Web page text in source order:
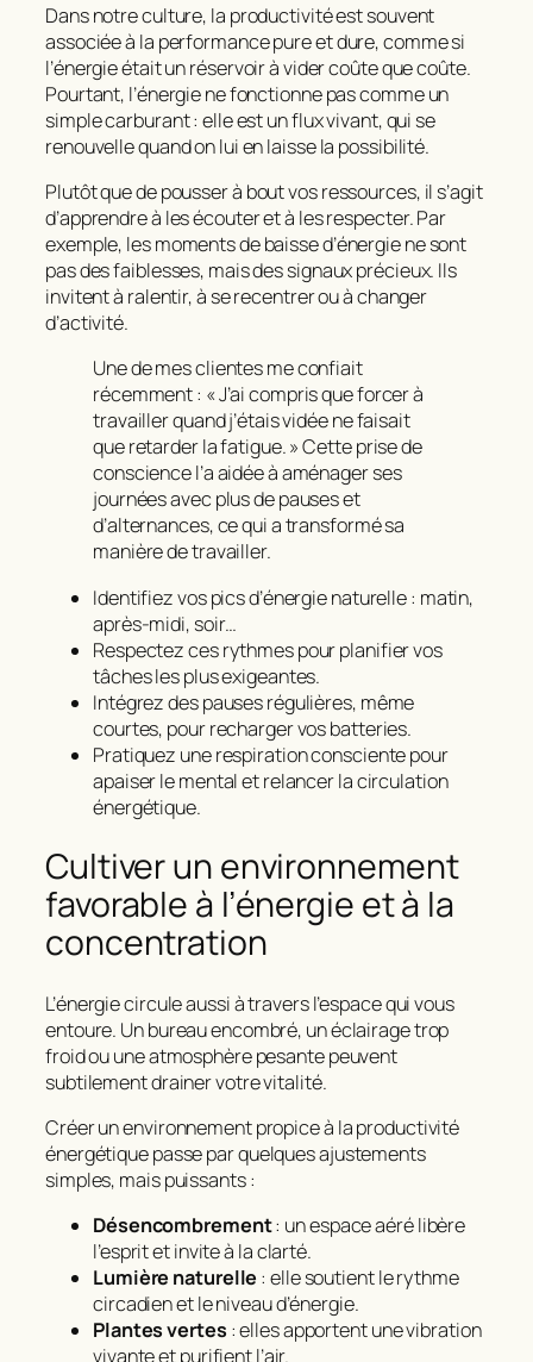
Dans notre culture, la productivité est souvent
associée à la performancepure et dure, comme si
l’énergie était un réservoir à vider coûte que coûte.
Pourtant, l’énergie ne fonctionne pas comme un
simple carburant : elle est un flux vivant, qui se
renouvelle quand on lui en laisse la possibilité.
Plutôt que depousser à bout vos ressources, il s’agit
d’apprendre à les écouter et à les respecter. Par
exemple, les moments de baisse d’énergie ne sont
pas des faiblesses, mais des signaux précieux. Ils
invitent à ralentir, à se recentrer ou à changer
d’activité.
Une de mes clientes me confiait
récemment : « J’ai compris que forcer à
travailler quand j’étais vidée ne faisait
que retarder la fatigue. »Cette prise de
conscience l’a aidée à aménager ses
journées avec plus de pauses et
d’alternances, ce qui a transformé sa
manière de travailler.
Identifiez vos pics d’énergie naturelle : matin,
après-midi, soir…
Respectez ces rythmes pour planifier vos
tâches les plus exigeantes.
Intégrez des pauses régulières, même
courtes, pour recharger vos batteries.
Pratiquez une respiration consciente pour
apaiser le mental et relancer la circulation
énergétique.
Cultiver un environnement
favorable à l’énergie et à la
concentration
L’énergie circule aussi à travers l’espace qui vous
entoure. Un bureau encombré, un éclairage trop
froid ou une atmosphère pesante peuvent
subtilement drainer votre vitalité.
Créer un environnement propice à la productivité
énergétiquepasse par quelques ajustements
simples, mais puissants :
Désencombrement: un espace aéré libère
l’esprit et invite à la clarté.
Lumière naturelle : elle soutient le rythme
circadien et le niveau d’énergie.
Plantes vertes : elles apportent une vibration
vivante et purifient l’air.